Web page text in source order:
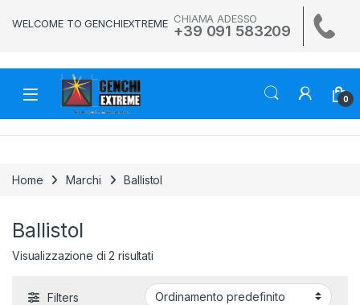
WELCOME TO GENCHIEXTREME CHIAMA ADESSO
+39 091 583209
0
Home Marchi Ballistol
Ballistol
Visualizzazione di 2 risultati
Filters